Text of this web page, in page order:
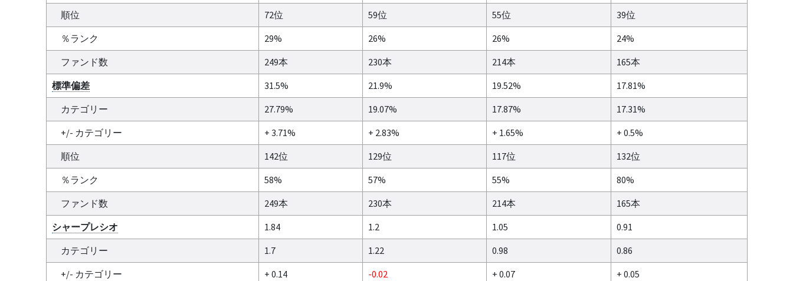
順位
72位 59位 55位
39位
％ランク
29% 26% 26%
24%
ファンド数
249本 230本 214本
165本
標準偏差
31.5% 21.9% 19.52%
17.81%
カテゴリー
27.79% 19.07% 17.87%
17.31%
+/- カテゴリー
+ 3.71% + 2.83% + 1.65%
+ 0.5%
順位
142位 129位 117位
132位
％ランク
58% 57% 55%
80%
ファンド数
249本 230本 214本
165本
シャープレシオ
1.84 1.2 1.05
0.91
カテゴリー
1.7 1.22 0.98
0.86
+/- カテゴリー
+ 0.14 -0.02 + 0.07
+ 0.05